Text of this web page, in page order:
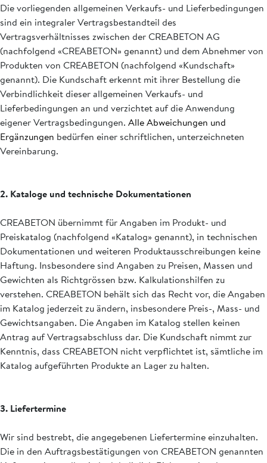
Die vorliegenden allgemeinen Verkaufs- und Lieferbedingungen
sind ein integraler Vertragsbestandteil des
Vertragsverhältnisses zwischen der CREABETON AG
(nachfolgend «CREABETON» genannt) und dem Abnehmer von
Produkten von CREABETON (nachfolgend «Kundschaft»
genannt). Die Kundschaft erkennt mit ihrer Bestellung die
Verbindlichkeit dieser allgemeinen Verkaufs- und
Lieferbedingungen an und verzichtet auf die Anwendung
eigener Vertragsbedingungen. Alle Abweichungen und
Ergänzungen bedürfen einer schriftlichen, unterzeichneten
Vereinbarung.
2. Kataloge und technische Dokumentationen
CREABETON übernimmt für Angaben im Produkt- und
Preiskatalog (nachfolgend «Katalog» genannt), in technischen
Dokumentationen und weiteren Produktausschreibungen keine
Haftung. Insbesondere sind Angaben zu Preisen, Massen und
Gewichten als Richtgrössen bzw. Kalkulationshilfen zu
verstehen. CREABETON behält sich das Recht vor, die Angaben
im Katalog jederzeit zu ändern, insbesondere Preis-, Mass- und
Gewichtsangaben. Die Angaben im Katalog stellen keinen
Antrag auf Vertragsabschluss dar. Die Kundschaft nimmt zur
Kenntnis, dass CREABETON nicht verpflichtet ist, sämtliche im
Katalog aufgeführten Produkte an Lager zu halten.
3. Liefertermine
Wir sind bestrebt, die angegebenen Liefertermine einzuhalten.
Die in den Auftragsbestätigungen von CREABETON genannten